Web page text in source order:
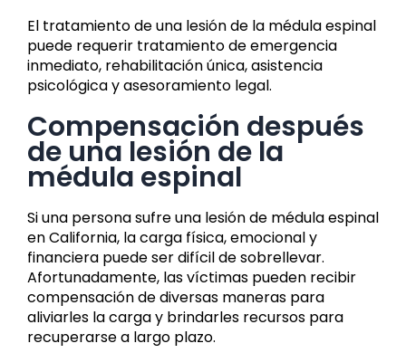
El tratamiento de una lesión de la médula espinal
puede requerir tratamiento de emergencia
inmediato, rehabilitación única, asistencia
psicológica y asesoramiento legal.
Compensación después
de una lesión de la
médula espinal
Si una persona sufre una lesión de médula espinal
en California, la carga física, emocional y
financiera puede ser difícil de sobrellevar.
Afortunadamente, las víctimas pueden recibir
compensación de diversas maneras para
aliviarles la carga y brindarles recursos para
recuperarse a largo plazo.